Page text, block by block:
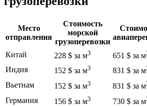
Место
отправления
Стоимость
морской
грузоперевозки
Китай 228 $ за м3 651 $ за м
Индия 152 $ за м3 831 $ за м
Вьетнам 152 $ за м3 831 $ за м
Германия 156 $ за м3 730 $ за м